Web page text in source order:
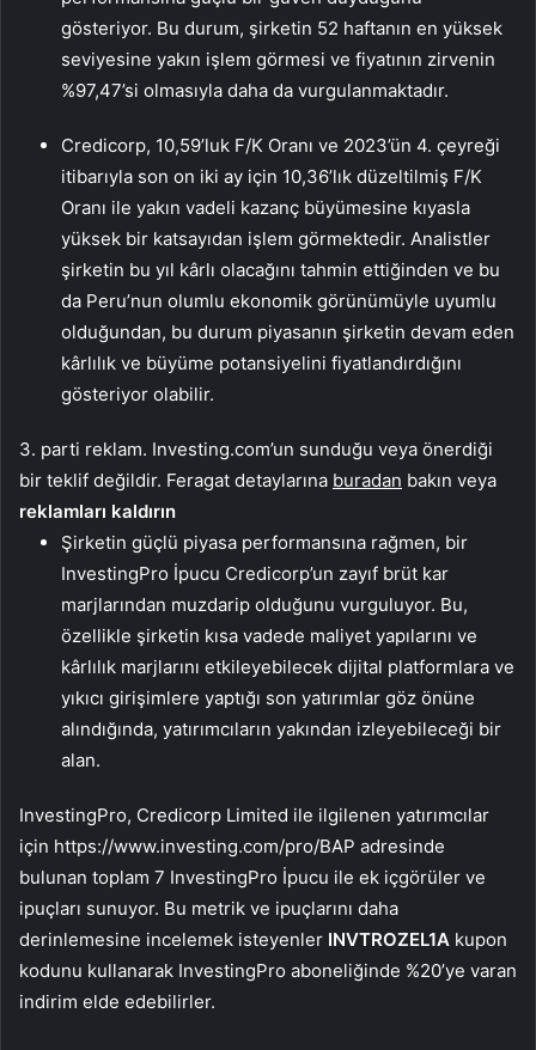
gösteriyor. Bu durum, şirketin 52 haftanın en yüksek
seviyesine yakın işlem görmesi ve fiyatının zirvenin
%97,47’si olmasıyla daha da vurgulanmaktadır.
Credicorp, 10,59’luk F/K Oranı ve 2023’ün 4. çeyreği
itibarıyla son on iki ay için 10,36’lık düzeltilmiş F/K
Oranı ile yakın vadeli kazanç büyümesine kıyasla
yüksek bir katsayıdan işlem görmektedir. Analistler
şirketin bu yıl kârlı olacağını tahmin ettiğinden ve bu
da Peru’nun olumlu ekonomik görünümüyle uyumlu
olduğundan, bu durum piyasanın şirketin devam eden
kârlılık ve büyüme potansiyelini fiyatlandırdığını
gösteriyor olabilir.
3. parti reklam. Investing.com’un sunduğu veya önerdiği
bir teklif değildir. Feragat detaylarına buradan bakın veya
reklamları kaldırın
Şirketin güçlü piyasa performansına rağmen, bir
InvestingPro İpucu Credicorp’un zayıf brüt kar
marjlarından muzdarip olduğunu vurguluyor. Bu,
özellikle şirketin kısa vadede maliyet yapılarını ve
kârlılık marjlarını etkileyebilecek dijital platformlara ve
yıkıcı girişimlere yaptığı son yatırımlar göz önüne
alındığında, yatırımcıların yakından izleyebileceği bir
alan.
InvestingPro, Credicorp Limited ile ilgilenen yatırımcılar
için https://www.investing.com/pro/BAP adresinde
bulunan toplam 7 InvestingPro İpucu ile ek içgörüler ve
ipuçları sunuyor. Bu metrik ve ipuçlarını daha
derinlemesine incelemek isteyenler INVTROZEL1A kupon
kodunu kullanarak InvestingPro aboneliğinde %20’ye varan
indirim elde edebilirler.